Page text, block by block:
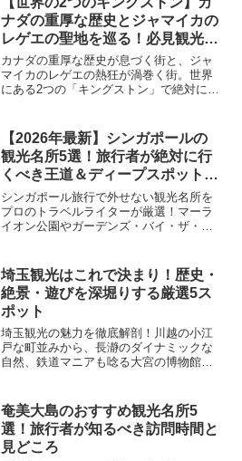
ナダの重厚な歴史とジャマイカの
レゲエの聖地を巡る！必見観光ス
ポット3選
カナダの重厚な歴史が息づく街と、ジャ
マイカのレゲエの熱狂が渦巻く街。世界
にある2つの「キングストン」で絶対に訪
で、旅行者が知りたいディープな見どこ
ろを徹底解説します。
【2026年最新】シンガポールの
観光名所5選！旅行者が絶対に行
くべき王道＆ディープスポット完
全ガイド
シンガポール旅行で外せない観光名所を
プロのトラベルライターが厳選！マーラ
イオン公園やガーデンズ・バイ・ザ・ベ
まで、旅行者が本当に知りたいリアルな
情報をお届けします。
埼玉観光はこれで決まり！歴史・
絶景・遊びを深堀りする厳選5ス
ポット
埼玉観光の魅力を徹底解剖！川越の小江
戸な町並みから、長瀞のダイナミックな
自然、鉄道マニアも唸る大宮の博物館、
アルな情報を厳選してお届けします。
奄美大島のおすすめ観光名所5
選！旅行者が知るべき訪問時間と
見どころ